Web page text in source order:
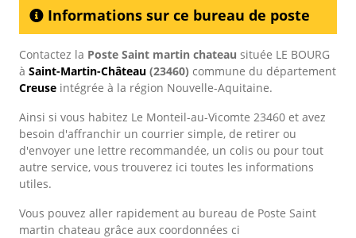
Informations sur ce bureau de poste
Contactez la Poste Saint martin chateau située LE BOURG
à Saint-Martin-Château (23460) commune du département
Creuse intégrée à la région Nouvelle-Aquitaine.
Ainsi si vous habitez Le Monteil-au-Vicomte 23460 et avez
besoin d'affranchir un courrier simple, de retirer ou
d'envoyer une lettre recommandée, un colis ou pour tout
autre service, vous trouverez ici toutes les informations
utiles.
Vous pouvez aller rapidement au bureau de Poste Saint
martin chateau grâce aux coordonnées ci